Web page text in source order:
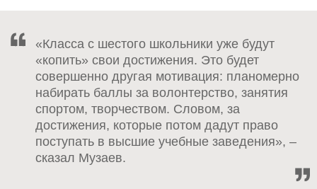
«Класса с шестого школьники уже будут
«копить» свои достижения. Это будет
совершенно другая мотивация: планомерно
набирать баллы за волонтерство, занятия
спортом, творчеством. Словом, за
достижения, которые потом дадут право
поступать в высшие учебные заведения», –
сказал Музаев.